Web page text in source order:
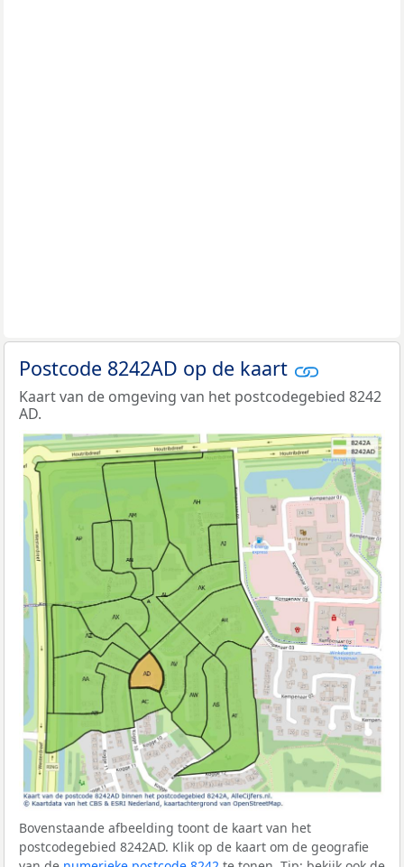
Postcode 8242AD op de kaart
Kaart van de omgeving van het postcodegebied 8242
AD.
Bovenstaande afbeelding toont de kaart van het
postcodegebied 8242AD. Klik op de kaart om de geografie